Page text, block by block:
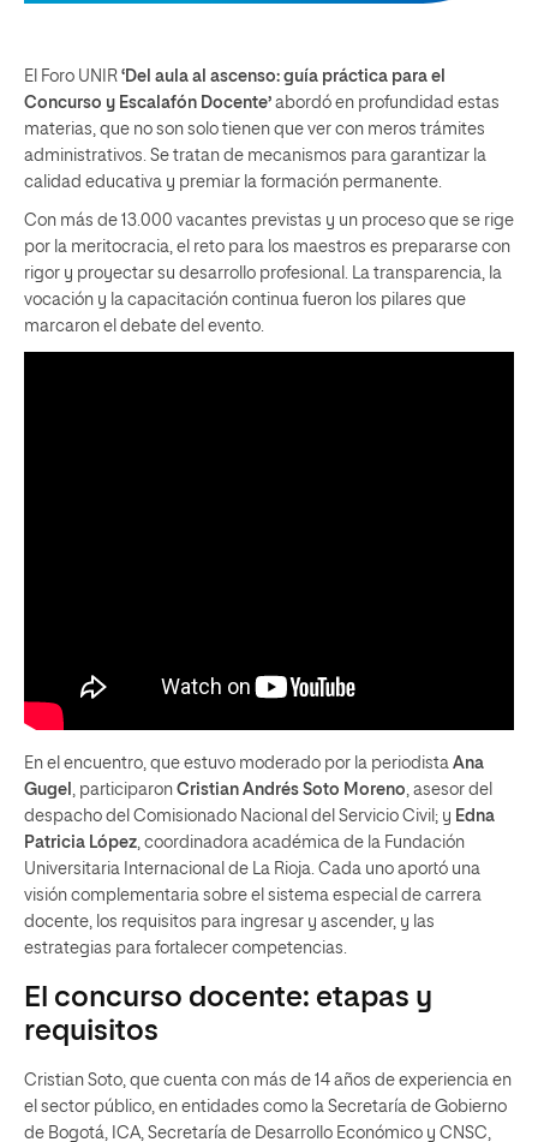
El Foro UNIR ‘Del aula al ascenso: guía práctica para el
Concurso y Escalafón Docente’ abordó en profundidad estas
materias, que no son solo tienen que ver con meros trámites
administrativos. Se tratan de mecanismos para garantizar la
calidad educativa y premiar la formación permanente.
Con más de 13.000 vacantes previstas y un proceso que se rige
por la meritocracia, el reto para los maestros es prepararse con
rigor y proyectar su desarrollo profesional. La transparencia, la
vocación y la capacitación continua fueron los pilares que
marcaron el debate del evento.
En el encuentro, que estuvo moderado por la periodista Ana
Gugel
, participaron Cristian Andrés Soto Moreno , asesor del
despacho del Comisionado Nacional del Servicio Civil; y Edna
Patricia López , coordinadora académica de la Fundación
Universitaria Internacional de La Rioja. Cada uno aportó una
visión complementaria sobre el sistema especial de carrera
docente, los requisitos para ingresar y ascender, y las
estrategias para fortalecer competencias.
El concurso docente: etapas y
requisitos
Cristian Soto, que cuenta con más de 14 años de experiencia en
el sector público, en entidades como la Secretaría de Gobierno
de Bogotá, ICA, Secretaría de Desarrollo Económico y CNSC,